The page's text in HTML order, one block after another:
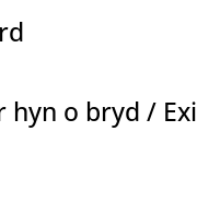
hyn o bryd /